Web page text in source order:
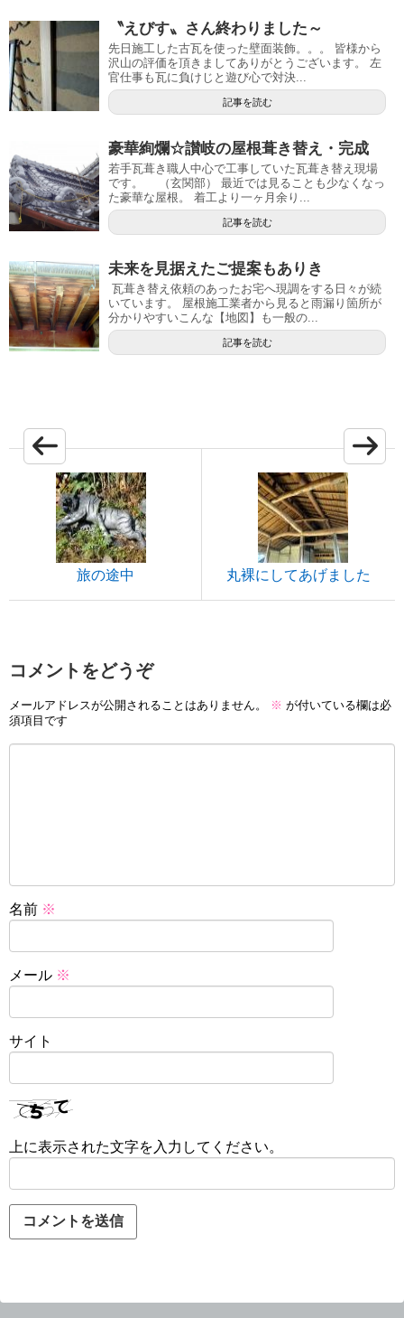
〝えびす〟さん終わりました～
先日施工した古瓦を使った壁面装飾。。。 皆様から
沢山の評価を頂きましてありがとうございます。 左
官仕事も瓦に負けじと遊び心で対決...
記事を読む
豪華絢爛☆讃岐の屋根葺き替え・完成
若手瓦葺き職人中心で工事していた瓦葺き替え現場
です。 （玄関部） 最近では見ることも少なくなっ
た豪華な屋根。 着工より一ヶ月余り...
記事を読む
未来を見据えたご提案もありき
瓦葺き替え依頼のあったお宅へ現調をする日々が続
いています。 屋根施工業者から見ると雨漏り箇所が
分かりやすいこんな【地図】も一般の...
記事を読む
旅の途中 丸裸にしてあげました
コメントをどうぞ
メールアドレスが公開されることはありません。 ※ が付いている欄は必
須項目です
名前 ※
メール ※
サイト
上に表示された文字を入力してください。